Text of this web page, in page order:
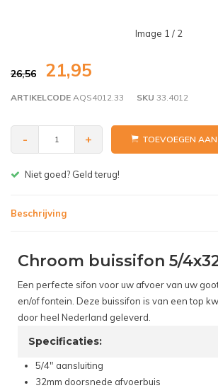
Image 1 / 2
26,56 21,95
ARTIKELCODE AQS4012.33 SKU 33.4012
- + TOEVOEGEN
Gratis bezorgen v.a. € 150,- (NL)
Beschrijving
Chroom buissifon 5/
Een perfecte sifon voor uw afvoer van uw
en/of fontein. Deze buissifon is van een top
door heel Nederland geleverd.
Specificaties:
5/4" aansluiting
32mm doorsnede afvoerbuis